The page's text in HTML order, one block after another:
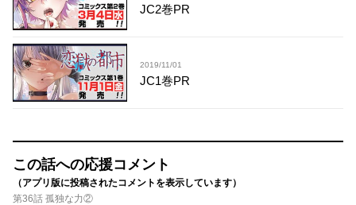
JC2巻PR
2019/11/01
JC1巻PR
この話への応援コメント
（アプリ版に投稿されたコメントを表示しています）
第36話 孤独な力②